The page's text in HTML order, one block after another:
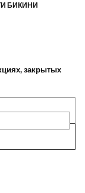
БИКИНИ
закрытых